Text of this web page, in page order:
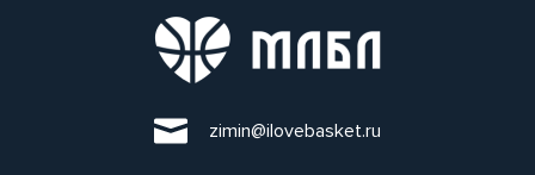
zimin@ilovebasket.ru